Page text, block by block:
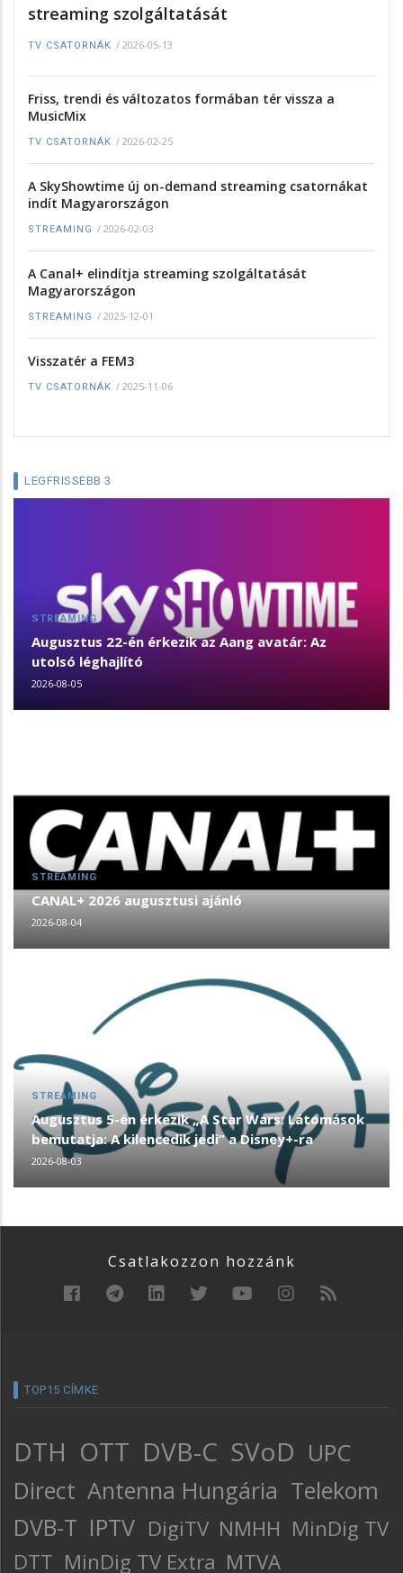
streaming szolgáltatását
TV CSATORNÁK / 2026-05-13
Friss, trendi és változatos formában tér vissza a
MusicMix
TV CSATORNÁK / 2026-02-25
A SkyShowtime új on-demand streaming csatornákat
indít Magyarországon
STREAMING / 2026-02-03
A Canal+ elindítja streaming szolgáltatását
Magyarországon
STREAMING / 2025-12-01
Visszatér a FEM3
TV CSATORNÁK / 2025-11-06
LEGFRISSEBB 3
STREAMING
Augusztus 22-én érkezik az Aang avatár: Az
utolsó léghajlító
2026-08-05
STREAMING
CANAL+ 2026 augusztusi ajánló
2026-08-04
STREAMING
Augusztus 5-én érkezik „A Star Wars: Látomások
bemutatja: A kilencedik jedi” a Disney+-ra
2026-08-03
Csatlakozzon hozzánk
TOP15 CÍMKE
DTH OTT DVB-C SVoD UPC
Direct Antenna Hungária Telekom
DVB-T IPTV DigiTV NMHH MinDig TV
DTT MinDig TV Extra MTVA